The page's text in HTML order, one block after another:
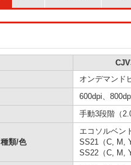
オンデマンド
600dpi、
手動3段階（
種類/色
エコソルベン
SS21（C, M,
SS22（C, M,